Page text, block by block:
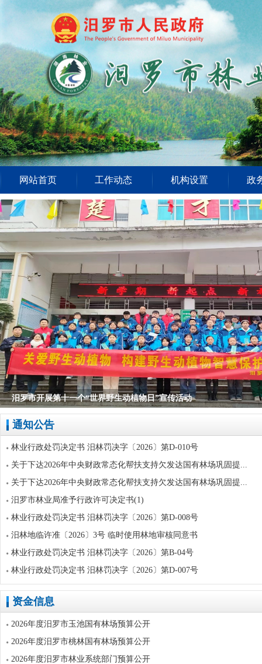
汨罗市开展第十一个“世界野生动植物日”宣传活动
通知公告
林业行政处罚决定书 汨林罚决字〔2026〕第D-010号
关于下达2026年中央财政常态化帮扶支持欠发达国有林场巩固提...
关于下达2026年中央财政常态化帮扶支持欠发达国有林场巩固提...
汨罗市林业局准予行政许可决定书(1)
林业行政处罚决定书 汨林罚决字〔2026〕第D-008号
汨林地临许准〔2026〕3号 临时使用林地审核同意书
林业行政处罚决定书 汨林罚决字〔2026〕第B-04号
林业行政处罚决定书 汨林罚决字〔2026〕第D-007号
资金信息
2026年度汨罗市玉池国有林场预算公开
2026年度汨罗市桃林国有林场预算公开
2026年度汨罗市林业系统部门预算公开